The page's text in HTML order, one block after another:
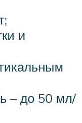
и
– до 50 мл/